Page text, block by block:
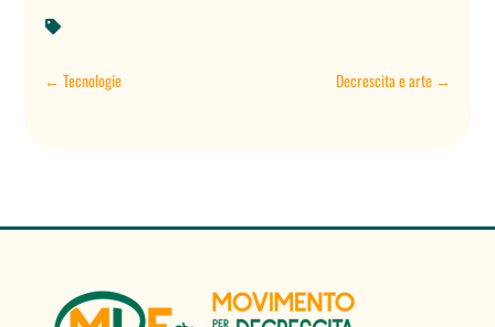

←Tecnologie Decrescita e arte→